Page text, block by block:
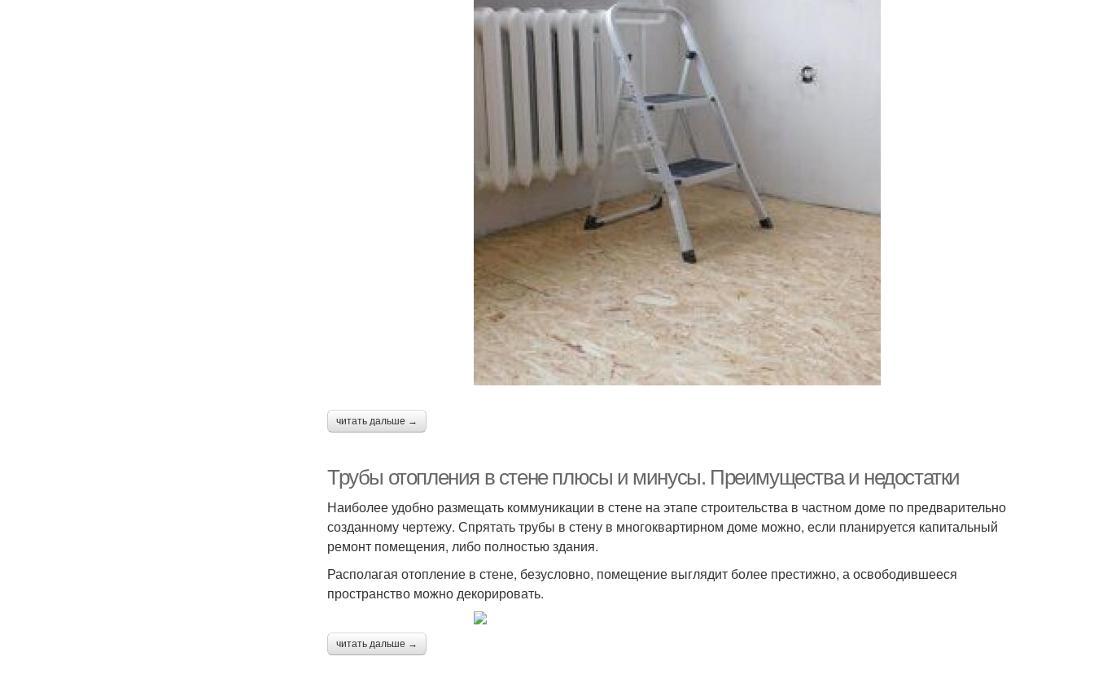
читать дальше →
Трубы отопления в стене плюсы и минусы. Преимущества и недостатки
Наиболее удобно размещать коммуникации в стене на этапе строительства в частном доме по предварительно
созданному чертежу. Спрятать трубы в стену в многоквартирном доме можно, если планируется капитальный
ремонт помещения, либо полностью здания.
Располагая отопление в стене, безусловно, помещение выглядит более престижно, а освободившееся
пространство можно декорировать.
читать дальше →